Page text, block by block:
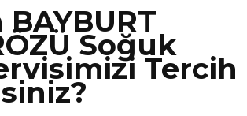
Soğuk
Tercih